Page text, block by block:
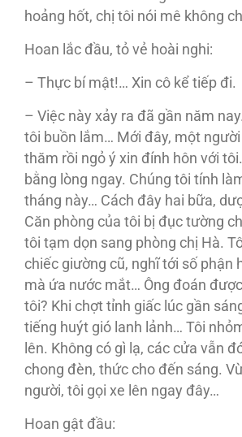
hoảng hốt, chị tôi nói mê không
Hoan lắc đầu, tỏ vẻ hoài nghi:
– Thực bí mật!… Xin cô kể tiếp đi.
– Việc này xảy ra đã gần năm
tôi buồn lắm… Mới đây, một
thăm rồi ngỏ ý xin đính hôn với
bằng lòng ngay. Chúng tôi tính
tháng này… Cách đây hai bữa,
Căn phòng của tôi bị đục tường
tôi tạm dọn sang phòng chị Hà.
chiếc giường cũ, nghĩ tới số phận
mà ứa nước mắt… Ông đoán
tôi? Khi chợt tỉnh giấc lúc gần
tiếng huýt gió lanh lảnh… Tôi
lên. Không có gì lạ, các cửa vẫn
chong đèn, thức cho đến sáng.
người, tôi gọi xe lên ngay đây…
Hoan gật đầu: